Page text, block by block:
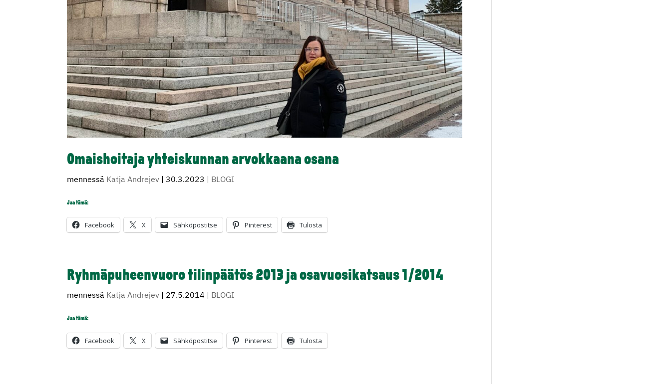
Omaishoitaja yhteiskunnan arvokkaana osana
mennessä Katja Andrejev |30.3.2023 | BLOGI
Jaa tämä:
Facebook X Sähköpostitse Pinterest Tulosta
Ryhmäpuheenvuoro tilinpäätös 2013 ja osavuosikatsaus 1/2014
mennessä Katja Andrejev | 27.5.2014 | BLOGI
Jaa tämä:
Facebook X Sähköpostitse Pinterest Tulosta